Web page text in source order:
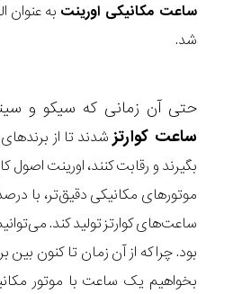
ساعت مکانیکی اورینت به عنوان
شد.
حتی آن زمانی که سیکو و
ساعت کوارتز شدند تا از
بگیرند و رقابت کنند، اورینت
موتور‌های مکانیکی دقیق‌تر، با
ساعت‌های کوارتز تولید کند.
بود. چرا که از آن زمان تا کنون
بخواهیم یک ساعت با موتور